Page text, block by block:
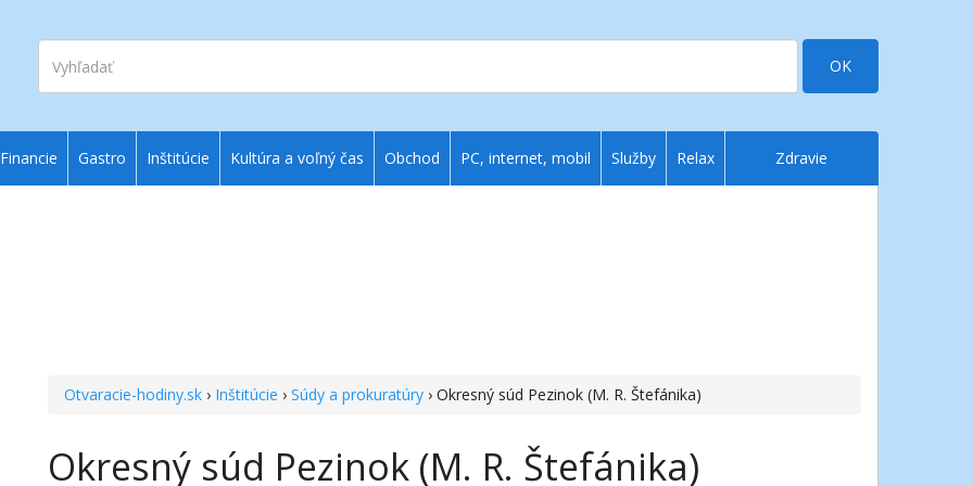
Vyhľadať
OK
Otvaracie-hodiny.sk › Inštitúcie ›Súdy a prokuratúry › Okresný súd Pezinok (M. R. Štefánika)
Okresný súd Pezinok (M. R. Štefánika)
Financie Gastro Inštitúcie Kultúra a voľný čas Obchod PC, internet, mobil Služby Relax Zdravie